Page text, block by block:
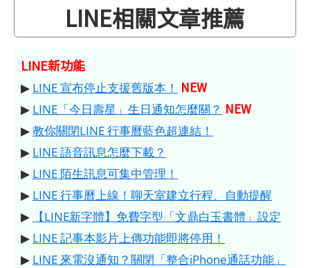
LINE相關文章推薦
LINE新功能
▶ LINE 宣布停止支援舊版本！ NEW
▶ LINE「今日壽星」生日通知怎麼關？ NEW
▶教你關閉LINE 行事曆藍色超連結！
▶ LINE 語音訊息怎麼下載？
▶ LINE 陌生訊息可集中管理！
▶ LINE 行事曆上線！聊天室建立行程、自動提醒
▶
【LINE新字體】免費字型「文鼎白玉書體」設定
▶ LINE 記事本影片上傳功能即將停用！
▶ LINE 來電沒通知？關閉「整合iPhone通話功能」